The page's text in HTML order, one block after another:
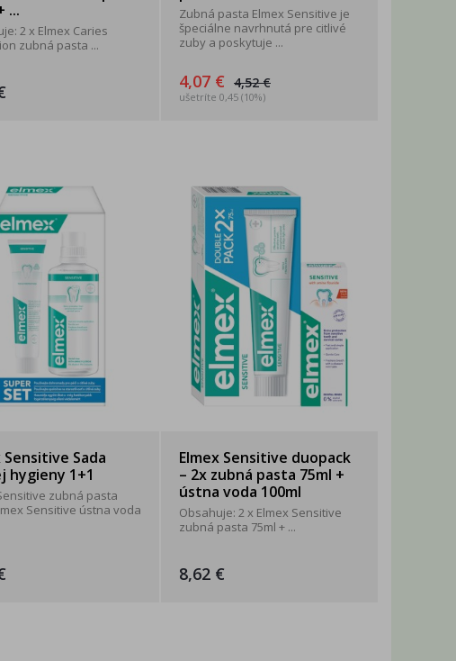
...
2 x Elmex Caries
zubná pasta ...
Zubná pasta Elmex Sensitive je
špeciálne navrhnutá pre citlivé
zuby a poskytuje ...
4,07 € 4,52 €
ušetríte 0,45 (10%)
Sensitive Sada
hygieny 1+1
zubná pasta
Sensitive ústna voda
Elmex Sensitive duopack
– 2x zubná pasta 75ml +
ústna voda 100ml
Obsahuje: 2 x Elmex Sensitive
zubná pasta 75ml + ...
8,62 €